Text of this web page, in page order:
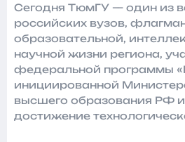
Сегодня ТюмГУ — один из
российских вузов,
образовательной,
научной жизни региона,
федеральной программы
инициированной
высшего образования РФ
достижение